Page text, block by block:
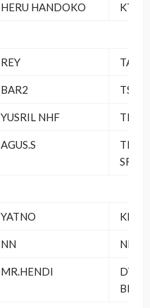
HERU HANDOKO KTTS
REY TA 06
BAR2 TSMB
YUSRIL NHF
AGUS.S
THE
SF
YATNO KIOS
NN NN
MR.HENDI
DT